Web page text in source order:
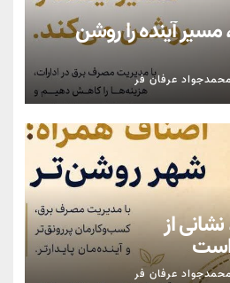
آینده را روشن
عرفان فر
از
عرفان فر